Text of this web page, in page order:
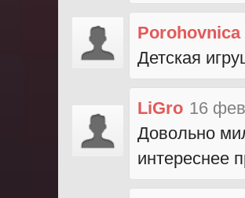
Porohovnica
Детская
LiGro 16
Довольно
интереснее